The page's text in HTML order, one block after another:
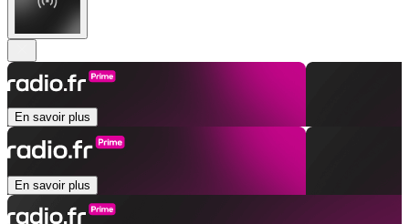
En savoir plus
En savoir plus